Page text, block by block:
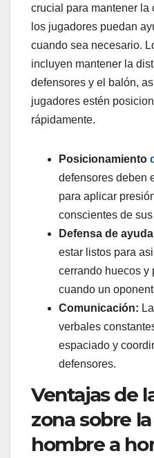
crucial para mantener la
los jugadores puedan
cuando sea necesario.
incluyen mantener la
defensores y el balón,
jugadores estén
rápidamente.
Posicionamiento
defensores deben
para aplicar
conscientes de
Defensa de
estar listos para
cerrando huecos y
cuando un
Comunicación:
verbales
espaciado y
defensores.
Ventajas de
zona sobre
hombre a